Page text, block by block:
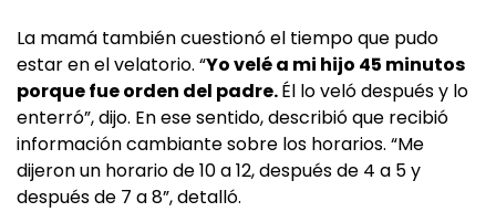
La mamá también cuestionó el tiempo que pudo
estar en el velatorio. “Yo velé a mi hijo 45 minutos
porque fue orden del padre.Él lo veló después y lo
enterró”, dijo. En ese sentido, describió que recibió
información cambiante sobre los horarios. “Me
dijeron un horario de 10 a 12, después de 4 a 5 y
después de 7 a 8”, detalló.